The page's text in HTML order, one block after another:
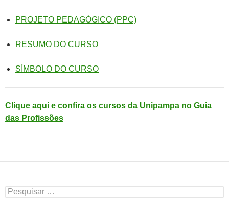
PROJETO PEDAGÓGICO (PPC)
RESUMO DO CURSO
SÍMBOLO DO CURSO
Clique aqui e confira os cursos da Unipampa no Guia
das Profissões
Pesquisar